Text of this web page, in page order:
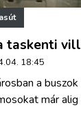
taskenti
18:45
a
már